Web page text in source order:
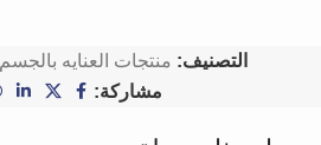
التصنيف: منتجات العنايه بالجسم
مشاركة: